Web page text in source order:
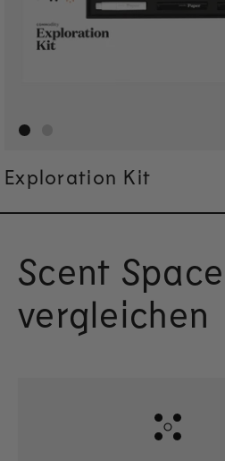
Exploration Kit
Scent
vergleichen